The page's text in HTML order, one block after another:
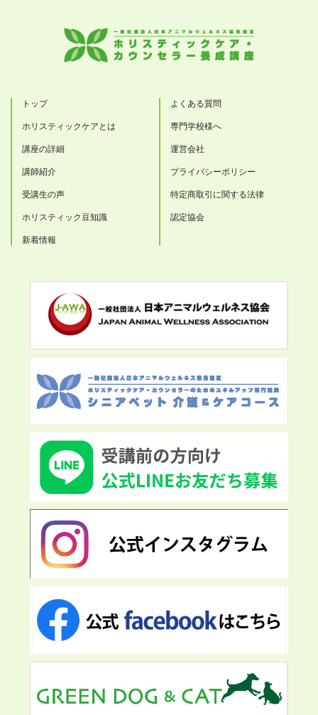
トップ
ホリスティックケアとは
講座の詳細
講師紹介
受講生の声
ホリスティック豆知識
新着情報
よくある質問
専門学校様へ
運営会社
プライバシーポリシー
特定商取引に関する法律
認定協会